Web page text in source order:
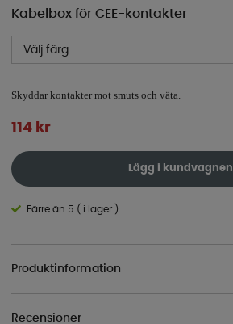
Kabelbox för CEE-kontakter
Välj färg
Skyddar kontakter mot smuts och väta.
114 kr
Lägg i kundvagnen
Färre än 5 ( i lager )
Produktinformation
Recensioner